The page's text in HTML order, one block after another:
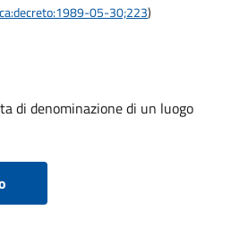
05-30;223)
di denominazione di un luogo